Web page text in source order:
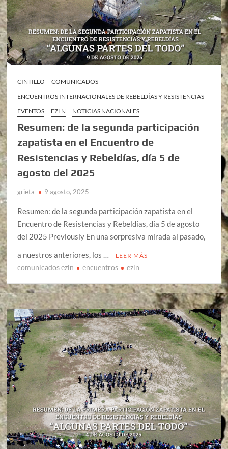
CINTILLO
COMUNICADOS
ENCUENTROS INTERNACIONALES DE REBELDÍAS Y RESISTENCIAS
EVENTOS
EZLN NOTICIAS NACIONALES
Resumen: de la segunda participación
zapatista en el Encuentro de
Resistencias y Rebeldías, día 5 de
agosto del 2025
grieta 9 agosto, 2025
Resumen: de la segunda participación zapatista en el
Encuentro de Resistencias y Rebeldías, día 5 de agosto
del 2025 Previously En una sorpresiva mirada al pasado,
a nuestros anteriores, los …
LEER MÁS
comunicados ezln encuentros ezln